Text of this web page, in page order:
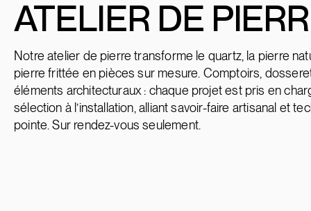
ATELIER DE
Notre atelier de pierre transforme le quartz, la pierre
pierre frittée en pièces sur mesure. Comptoirs,
éléments architecturaux : chaque projet est pris en
sélection à l’installation, alliant savoir-faire artisanal et
pointe. Sur rendez-vous seulement.